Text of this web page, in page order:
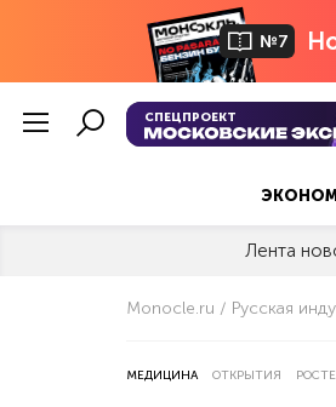
№7
СПЕЦПРОЕКТ
Лента
Monocle.ru Русская
МЕДИЦИНА ОТКРЫТИЯ